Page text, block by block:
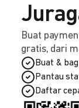
Buat
gratis, dari
Buat &
Pantau
Daftar